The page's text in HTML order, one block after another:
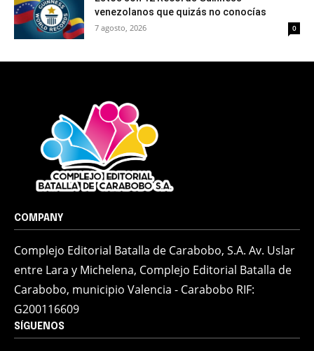
venezolanos que quizás no conocías
7 agosto, 2026 0
COMPANY
Complejo Editorial Batalla de Carabobo, S.A. Av. Uslar
entre Lara y Michelena, Complejo Editorial Batalla de
Carabobo, municipio Valencia - Carabobo RIF:
G200116609
SÍGUENOS